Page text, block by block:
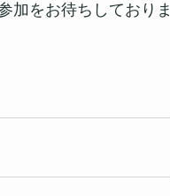
加をお待ちしておりま